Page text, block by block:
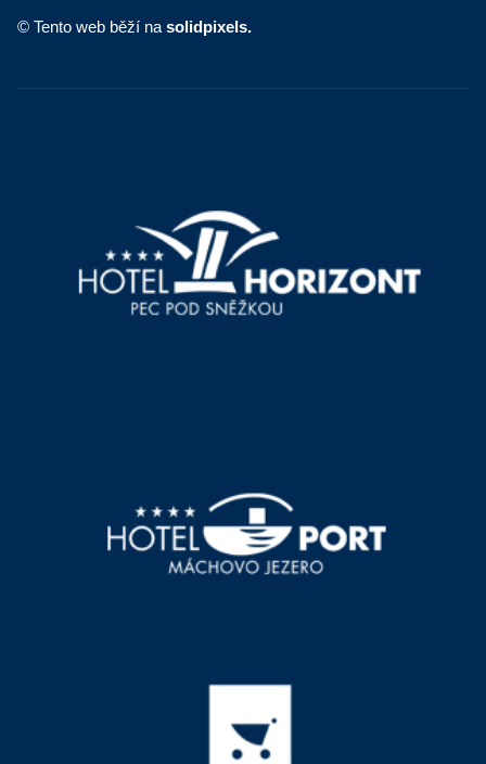
© Tento web běží nasolidpixels.